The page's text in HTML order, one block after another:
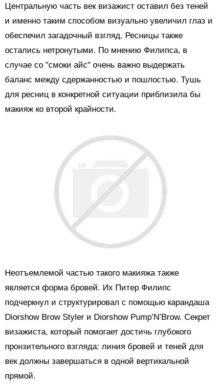
Центральную часть век визажист оставил без теней
и именно таким способом визуально увеличил глаз и
обеспечил загадочный взгляд. Ресницы также
остались нетронутыми. По мнению Филипса, в
случае со "смоки айс" очень важно выдержать
баланс между сдержанностью и пошлостью. Тушь
для ресниц в конкретной ситуации приблизила бы
макияж ко второй крайности.
Неотъемлемой частью такого макияжа также
является форма бровей. Их Питер Филипс
подчеркнул и структурировал с помощью карандаша
Diorshow Brow Styler и Diorshow Pump’N’Brow. Секрет
визажиста, который помогает достичь глубокого
пронзительного взгляда: линия бровей и теней для
век должны завершаться в одной вертикальной
прямой.